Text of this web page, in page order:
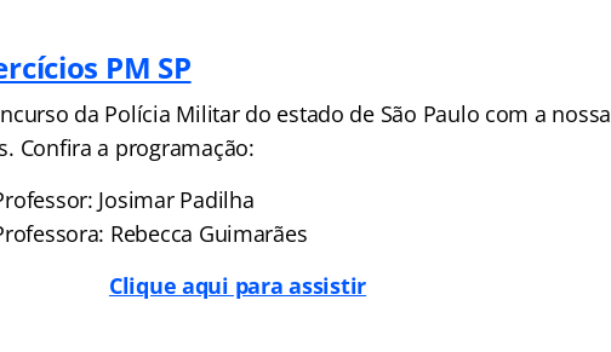
PM SP
da Polícia Militar do estado de São Paulo com a nossa
Confira a programação:
Josimar Padilha
Rebecca Guimarães
Clique aqui para assistir